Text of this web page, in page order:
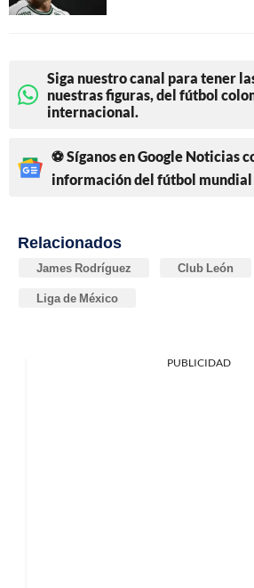
Siga nuestro canal para tener
nuestras figuras, del fútbol
internacional.
⚽ Síganos en Google Noticias
información del fútbol mundial
Relacionados
James Rodríguez Club León
Liga de México
PUBLICIDAD